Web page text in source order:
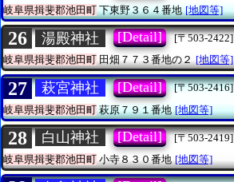
岐阜県揖斐郡池田町下東野３６４番地 [地図等]
26 湯殿神社 [Detail]
[〒503-2422]
岐阜県揖斐郡池田町田畑７７３番地の２ [地図等]
27 萩宮神社 [Detail]
[〒503-2416]
岐阜県揖斐郡池田町萩原７９１番地 [地図等]
28 白山神社 [Detail]
[〒503-2419]
岐阜県揖斐郡池田町 小寺８３０番地 [地図等]